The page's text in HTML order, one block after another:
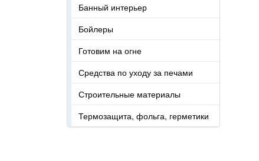
Банный интерьер
Бойлеры
Готовим на огне
Средства по уходу за печами
Строительные материалы
Термозащита, фольга, герметики